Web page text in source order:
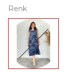
Renk